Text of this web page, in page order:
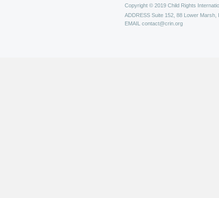
Copyright © 2019 Child Rights
ADDRESS Suite 152, 88 Lower Marsh,
EMAIL contact@crin.org